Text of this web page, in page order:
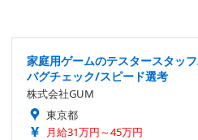
家庭用ゲームのテスタースタッ
バグチェック/スピード選考
株式会社GUM
東京都
月給31万円～45万円